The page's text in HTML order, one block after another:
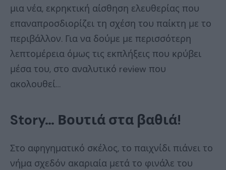
μια νέα, εκρηκτική αίσθηση ελευθερίας που
επαναπροσδιορίζει τη σχέση του παίκτη με το
περιβάλλον. Για να δούμε με περισσότερη
λεπτομέρεια όμως τις εκπλήξεις που κρύβει
μέσα του, στο αναλυτικό review που
ακολουθεί…
Story… Βουτιά στα βαθιά!
Στο αφηγηματικό σκέλος, το παιχνίδι πιάνει το
νήμα σχεδόν ακαριαία μετά το φινάλε του